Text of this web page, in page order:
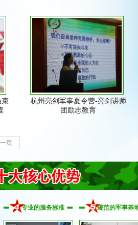
束
杭州亮剑军事夏令营-亮剑讲师
团励志教育
页
专业的服务标准 规范的军事基